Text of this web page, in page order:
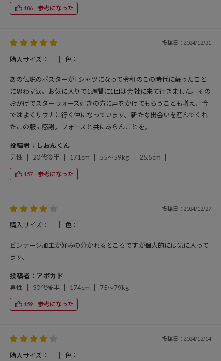
186 参考になった
投稿日：2024/12/31
購入サイズ： 色：
あの伝説のポスターがTシャツになって令和のこの時代に蘇ったこと
に思わず涙。お気に入りで1週間に1回は会社に来て行きました。その
おかげでスターウォーズ好きの方に声をかけてもらうことも増え、今
ではよくサウナに行く仲になっています。新たな出会いを産んでくれ
たこの服に感謝。フォースと共にあらんことを。
投稿者：しおんくん
男性
20代後半 171cm 55～59kg 25.5cm
157 参考になった
投稿日：2024/12/27
購入サイズ： 色：
ビンテージ加工が好みの分かれるところですが個人的には気に入って
ます。
投稿者：アボカド
男性
30代後半 174cm 75～79kg
159 参考になった
投稿日：2024/12/14
購入サイズ： 色：